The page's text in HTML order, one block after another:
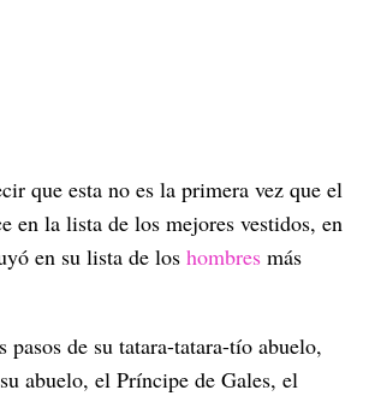
que esta no es la primera vez que el
en la lista de los mejores vestidos, en
en su lista de los hombres más
pasos de su tatara-tatara-tío abuelo,
abuelo, el Príncipe de Gales, el